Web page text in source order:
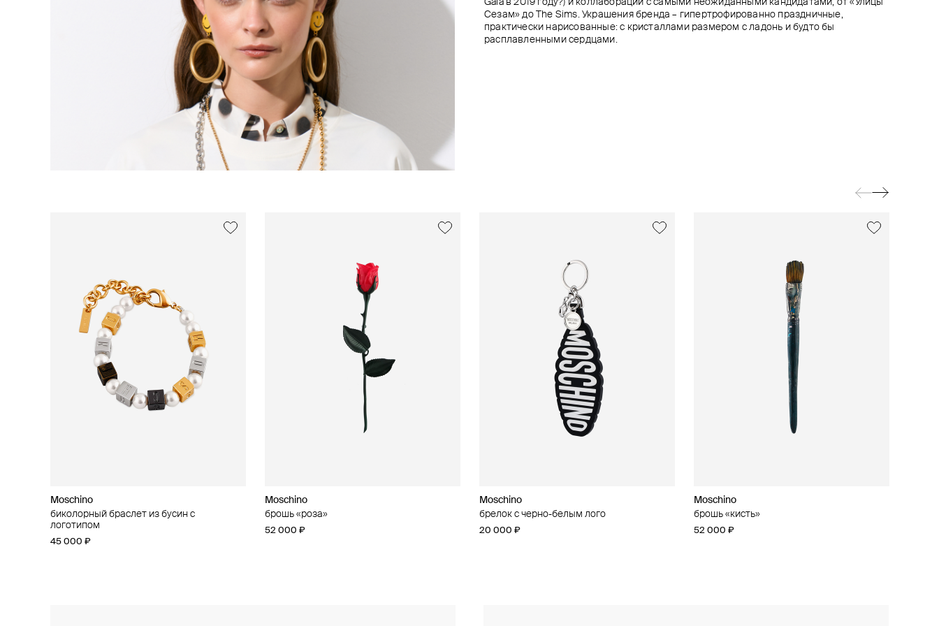
Gala в 2019 году?) и коллаборации с самыми неожиданными кандидатами, от «Улицы
Сезам» до The Sims. Украшения бренда – гипертрофированно праздничные,
практически нарисованные: с кристаллами размером с ладонь и будто бы
расплавленными сердцами.
Moschino
биколорный браслет из бусин с
логотипом
45 000 ₽
Moschino
брошь «роза»
52 000 ₽
Moschino
брелок с черно-белым лого
20 000 ₽
Moschino
брошь «кисть»
52 000 ₽
Moschino
кольцо «сердце»
37 000 ₽
Moschino
асимметричные серьги из бусин
42 000 ₽
Moschino
брелок с кошельком
47 000 ₽